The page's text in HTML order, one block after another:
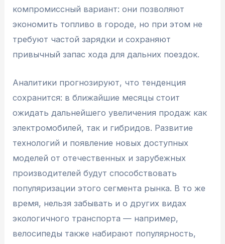
компромиссный вариант: они позволяют
экономить топливо в городе, но при этом не
требуют частой зарядки и сохраняют
привычный запас хода для дальних поездок.
Аналитики прогнозируют, что тенденция
сохранится: в ближайшие месяцы стоит
ожидать дальнейшего увеличения продаж как
электромобилей, так и гибридов. Развитие
технологий и появление новых доступных
моделей от отечественных и зарубежных
производителей будут способствовать
популяризации этого сегмента рынка. В то же
время, нельзя забывать и о других видах
экологичного транспорта — например,
велосипеды также набирают популярность,